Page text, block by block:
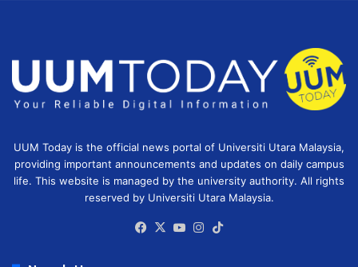
UUM Today is the official news portal of Universiti Utara Malaysia,
providing important announcements and updates on daily campus
life. This website is managed by the university authority. All rights
reserved by Universiti Utara Malaysia.
Facebook
X YouTubeInstagram